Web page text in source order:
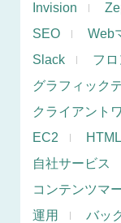
Invision
SEO
Web
Slack
フ
グラフィック
クライアント
EC2
HTML
自社サービス
コンテンツマ
運用
バッ